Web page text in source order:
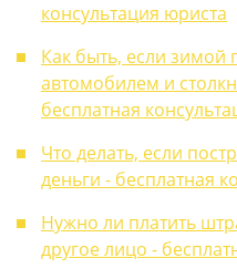
консультация юриста
Как быть, если зимой
автомобилем и
бесплатная
Что делать, если
деньги - бесплатная
Нужно ли платить
другое лицо -